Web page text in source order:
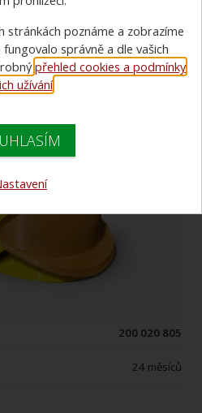
HEROS TITAN
200 020 805
24 měsíců
stránkách poznáme a zobrazíme
správně a dle vašich
přehled cookies a podmínky
užívání.